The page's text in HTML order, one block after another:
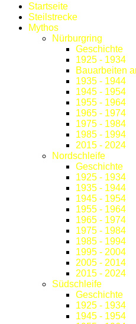
Startseite
Steilstrecke
Mythos
Nürburgring
Geschichte
1925 - 1934
Bauarbeiten
1935 - 1944
1945 - 1954
1955 - 1964
1965 - 1974
1975 - 1984
1985 - 1994
2015 - 2024
Nordschleife
Geschichte
1925 - 1934
1935 - 1944
1945 - 1954
1955 - 1964
1965 - 1974
1975 - 1984
1985 - 1994
1995 - 2004
2005 - 2014
2015 - 2024
Südschleife
Geschichte
1925 - 1934
1945 - 1954